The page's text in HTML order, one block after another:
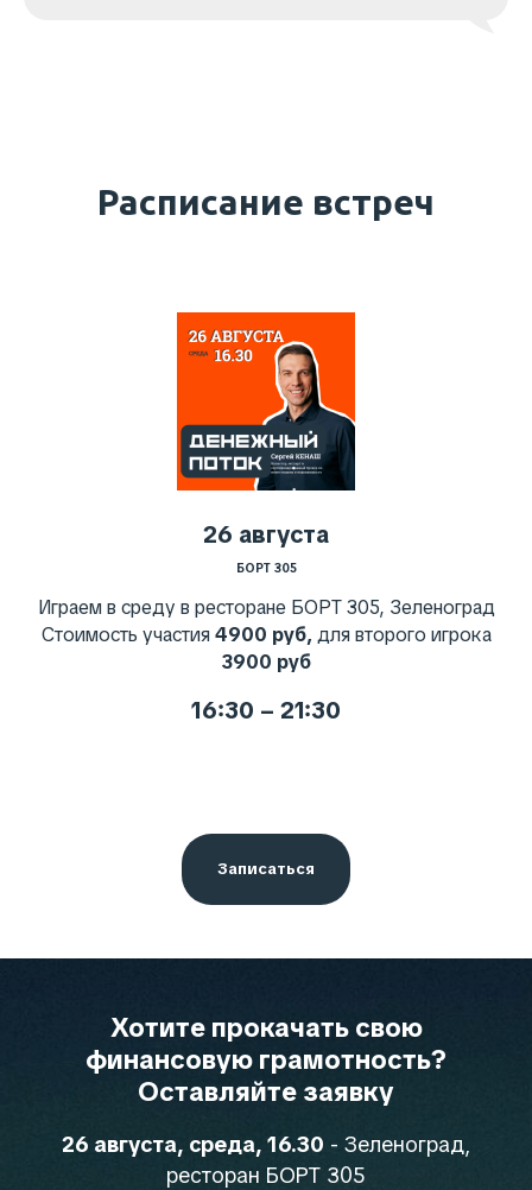
Расписание встреч
26 августа
БОРТ 305
Играем в среду в ресторане БОРТ 305, Зеленоград
Стоимость участия4900 руб, для второго игрока
3900 руб
16:30 – 21:30
Записаться
Хотите прокачать свою
финансовую грамотность?
Оставляйте заявку
26 августа, среда, 16.30 - Зеленоград,
ресторан БОРТ 305